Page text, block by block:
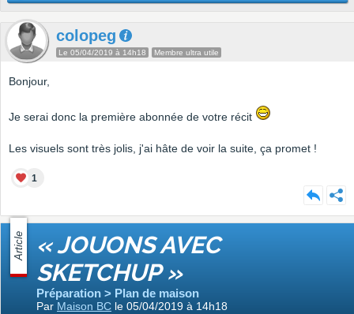
colopeg
Le 05/04/2019 à 14h18 Membre ultra utile
Bonjour,
Je serai donc la première abonnée de votre récit
Les visuels sont très jolis, j'ai hâte de voir la suite, ça promet !
1
Article « JOUONS AVEC
SKETCHUP »
Préparation > Plan de maison
Par Maison BC le 05/04/2019 à 14h18